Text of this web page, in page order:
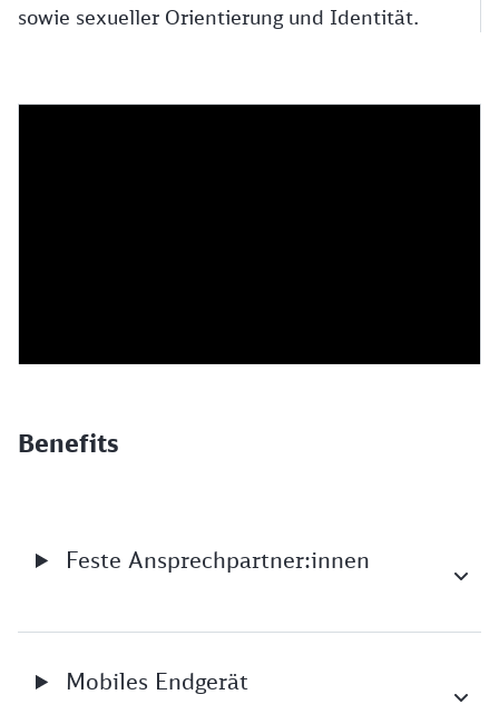
sowie sexueller Orientierung und Identität.
Benefits
Feste Ansprechpartner:innen
Mobiles Endgerät